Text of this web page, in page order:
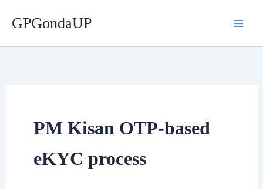
GPGondaUP
PM Kisan OTP-based
eKYC process